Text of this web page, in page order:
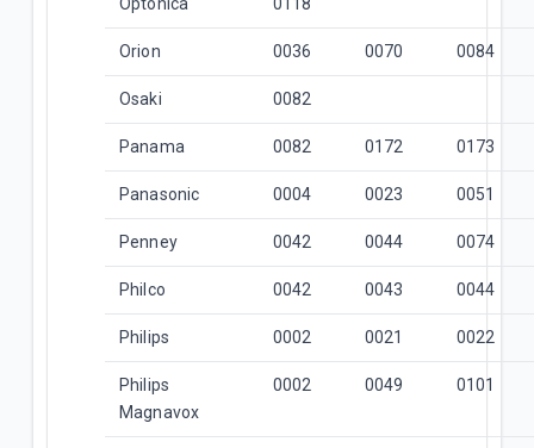
Orion 0036 0070 0084
Osaki 0082
Panama 0082 0172 0173
Panasonic 0004 0023 0051
Penney 0042 0044 0074
Philco 0042 0043 0044
Philips 0002 0021 0022
Philips
Magnavox
0002 0049 0101